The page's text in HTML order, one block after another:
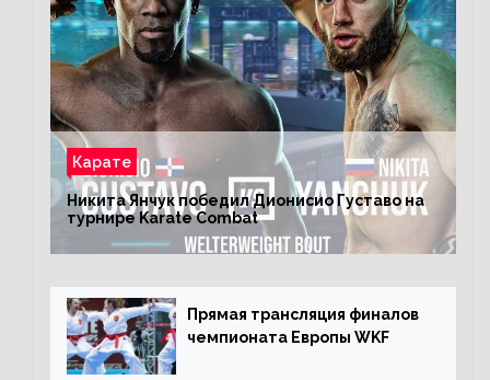
Карате
Никита Янчук победил Дионисио Густаво на
турнире Karate Combat
Прямая трансляция финалов
чемпионата Европы WKF